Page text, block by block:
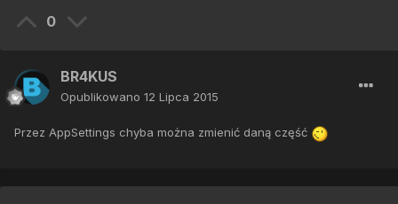
0
BR4KUS
Opublikowano 12 Lipca 2015
Przez AppSettings chyba można zmienić daną część